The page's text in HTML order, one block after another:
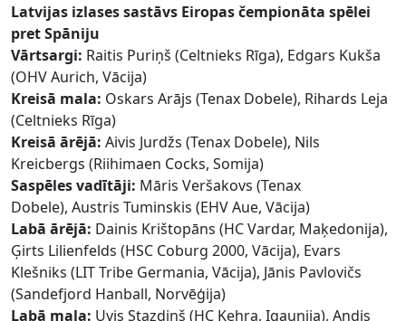
Latvijas izlases sastāvs Eiropas čempionāta spēlei
pret Spāniju
Vārtsargi: Raitis Puriņš (Celtnieks Rīga), Edgars Kukša
(OHV Aurich, Vācija)
Kreisā mala: Oskars Arājs (Tenax Dobele), Rihards Leja
(Celtnieks Rīga)
Kreisā ārējā: Aivis Jurdžs (Tenax Dobele), Nils
Kreicbergs (Riihimaen Cocks, Somija)
Saspēles vadītāji: Māris Veršakovs (Tenax
Dobele), Austris Tuminskis (EHV Aue, Vācija)
Labā ārējā: Dainis Krištopāns (HC Vardar, Maķedonija),
Ģirts Lilienfelds (HSC Coburg 2000, Vācija), Evars
Klešniks (LIT Tribe Germania, Vācija), Jānis Pavlovičs
(Sandefjord Hanball, Norvēģija)
Labā mala: Uvis Stazdiņš (HC Kehra, Igaunija), Andis